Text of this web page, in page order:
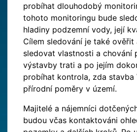
probíhat dlouhodobý
tohoto monitoringu bude
hladiny podzemní vody, její
Cílem sledování je také
sledovat vlastnosti a chování
výstavby trati a po jejím
probíhat kontrola, zda stavba
přírodní poměry v území.
Majitelé a nájemníci
budou včas kontaktováni